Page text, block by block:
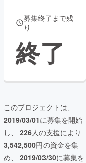
募集終了まで残
り
終了
このプロジェクトは、
2019/03/01に募集を開始
し、 226人の支援により
3,542,500円の資金を集
め、 2019/03/30に募集を